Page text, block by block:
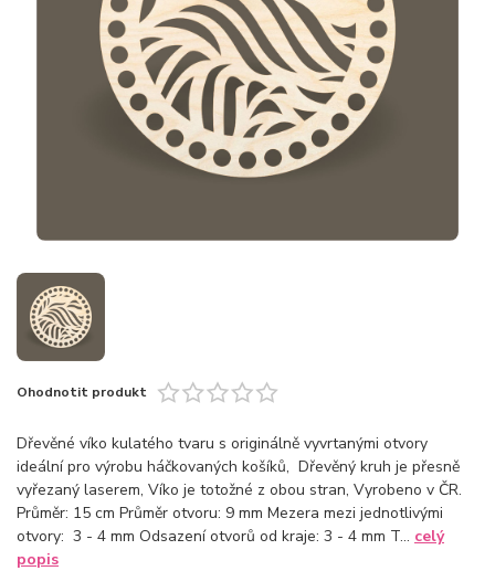
Ohodnotit produkt
Dřevěné víko kulatého tvaru s originálně vyvrtanými otvory
ideální pro výrobu háčkovaných košíků, Dřevěný kruh je přesně
vyřezaný laserem, Víko je totožné z obou stran, Vyrobeno v ČR.
Průměr: 15 cm Průměr otvoru: 9 mm Mezera mezi jednotlivými
otvory: 3 - 4 mm Odsazení otvorů od kraje: 3 - 4 mm T... celý
popis